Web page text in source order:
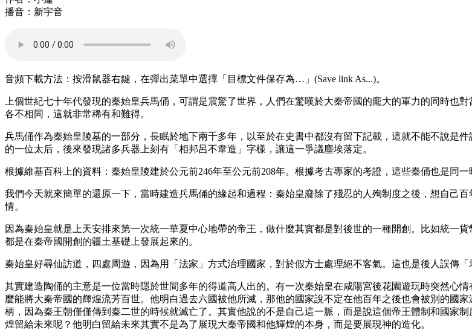
播音：新宇音
音頻下載方法：按滑鼠器右鍵，在彈出菜單中選擇「目標文件保存為…」(Save link As...)。
上個世紀七十年代發現的秦始皇兵馬俑，可謂是震驚了世界，人們在驚嘆於大秦帝國的龐大的軍力的同時也
各不相同，這就非常稀有和難得。
兵馬俑作為秦始皇陵墓的一部分，長眠於地下兩千多年，以至於在史書中都沒有留下記載，這就不能不說是
的一位太后，後來發現諸多兵器上刻有「相邦呂不韋造」字樣，讓這一爭議塵埃落定。
根據維基百科上的資料：秦始皇陵建於公元前246年至公元前208年。根據考古專家的考證，這些秦俑也是同一
我們今天就來簡單的還原一下，當時建造兵馬俑的緣起和過程：秦始皇廢除了殘忍的人殉制度之後，想自己
情。
因為秦始皇就是上天安排來第一次統一華夏中心地帶的帝王，做什麼其實都是對後世的一種開創。比如統一
都是在秦帝國開創的疆土基礎上發展起來的。
秦始皇好尋仙訪道，四處周遊，因為用「法家」方式治理國家，對於假方士處理絕不客氣。這也是後人誤傳「
其實建造陶俑的主意是一位當時隱於世間多年的得道高人出的。有一次秦始皇在咸陽宮後花園遊玩時突然心
麼能將大秦帝國的輝煌流芳百世。他明白過去六國被他所滅，那他的國家說不定在他百年之後也會被別的國
柄，因為秦王朝僅僅傳到秦二世的時候就滅亡了。其實他說的不是自己這一脈，而是說這個帝王體制和國家
煌留給未來呢？他明白留給未來其實不是為了展現大秦帝國和他輝煌的本身，而是要展現神的造化。